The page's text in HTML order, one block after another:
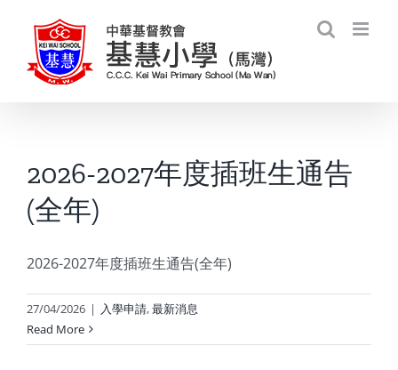
content
2026-2027年度插班生通告
(全年)
2026-2027年度插班生通告(全年)
27/04/2026 | 入學申請,最新消息
Read More